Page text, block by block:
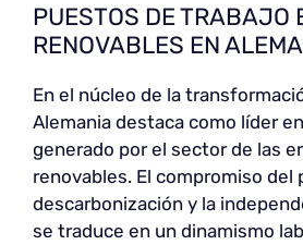
PUESTOS DE TRABAJO
RENOVABLES EN
En el núcleo de la
Alemania destaca como líder
generado por el sector de las
renovables. El compromiso del
descarbonización y la
se traduce en un dinamismo